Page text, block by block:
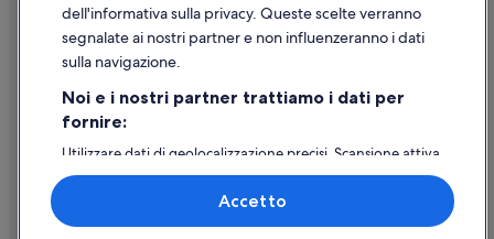
Come cancellare un volo
Come modificare la prenotazione di un hotel o una casa vacanze
Utilizzare un coupon Expedia
Documenti per i viaggi internazionali
dell'informativa sulla privacy. Queste scelte verranno
segnalate ai nostri partner e non influenzeranno i dati
sulla navigazione.
Noi e i nostri partner trattiamo i dati per
fornire:
Utilizzare dati di geolocalizzazione precisi. Scansione attiva
delle caratteristiche del dispositivo ai fini
dell’identificazione. Archiviare informazioni su dispositivo
e/o accedervi. Pubblicità e contenuti personalizzati,
misurazione delle prestazioni dei contenuti e degli
Accetto